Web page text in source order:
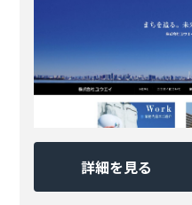
詳細を見る